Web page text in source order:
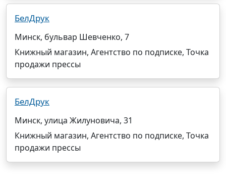
БелДрук
Минск, бульвар Шевченко, 7
Книжный магазин, Агентство по подписке, Точка
продажи прессы
БелДрук
Минск, улица Жилуновича, 31
Книжный магазин, Агентство по подписке, Точка
продажи прессы